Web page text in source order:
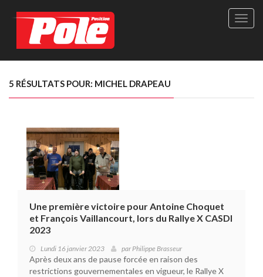
Site
Le
5 RÉSULTATS POUR: MICHEL DRAPEAU
Une première victoire pour Antoine Choquet
et François Vaillancourt, lors du Rallye X CASDI
2023
Lundi 16 janvier 2023 parPhilippe Brasseur
Après deux ans de pause forcée en raison des
restrictions gouvernementales en vigueur, le Rallye X